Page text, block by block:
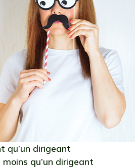
qu’un dirigeant
qu’un dirigeant